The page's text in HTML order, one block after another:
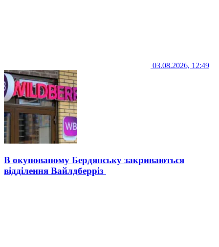
03.08.2026, 12:49
В окупованому Бердянську закриваються
відділення Вайлдберріз